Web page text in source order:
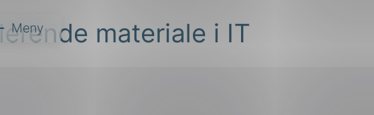
Meny materiale i IT